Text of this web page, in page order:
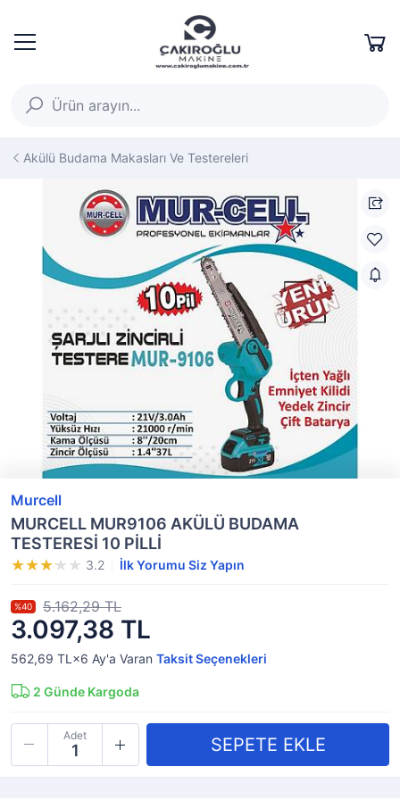
Akülü Budama Makasları Ve Testereleri
Murcell
MURCELL MUR9106 AKÜLÜ BUDAMA
TESTERESİ 10 PİLLİ
3.2 İlk Yorumu Siz Yapın
3.097,38 TL
%40 5.162,29 TL
562,69 TL×6 Ay'a Varan Taksit Seçenekleri
2 Günde Kargoda
Adet